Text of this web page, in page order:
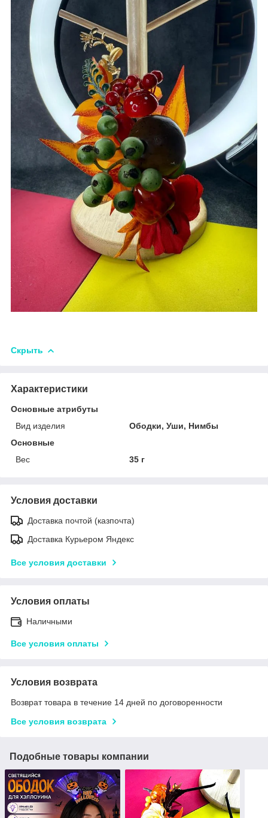
Скрыть
Характеристики
Основные атрибуты
Вид изделия
Ободки, Уши, Нимбы
Основные
Вес
35 г
Условия доставки
Доставка почтой (казпочта)
Доставка Курьером Яндекс
Все условия доставки
Условия оплаты
Наличными
Все условия оплаты
Условия возврата
Возврат товара в течение 14 дней по договоренности
Все условия возврата
Подобные товары компании